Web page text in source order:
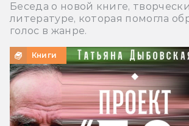
Беседа о новой книге,
литературе, которая помогла
голос в жанре.
Книги